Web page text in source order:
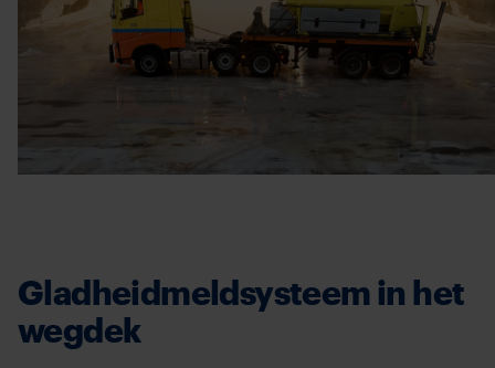
Gladheidmeldsysteem in het
wegdek